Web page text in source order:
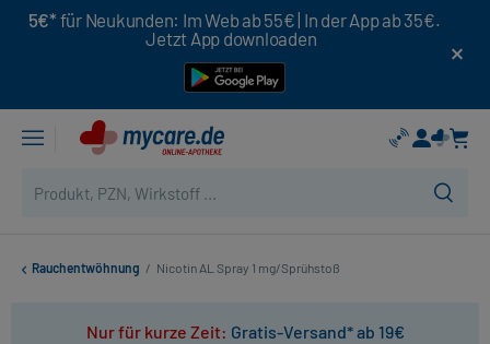
5€* für Neukunden: Im Web ab 55€ | In der App ab 35€.
Jetzt App downloaden
Rauchentwöhnung / Nicotin AL Spray 1 mg/Sprühstoß
Nur für kurze Zeit: Gratis-Versand* ab 19€